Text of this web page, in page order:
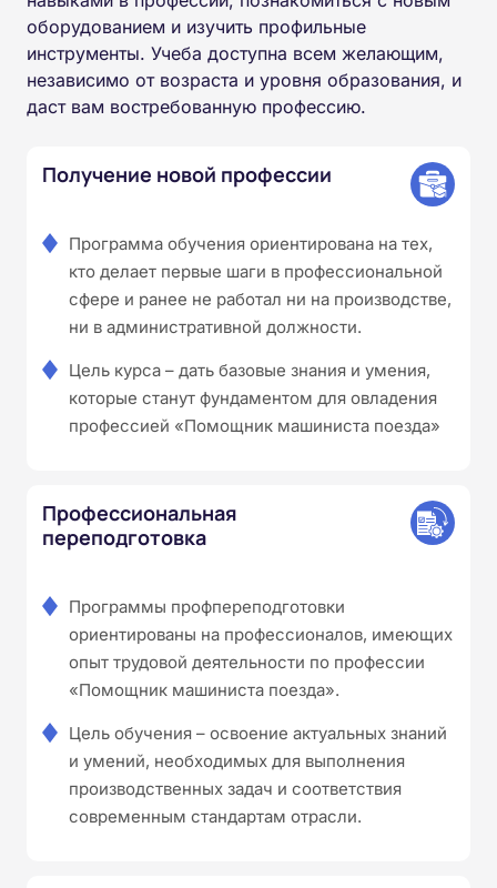
оборудованием и изучить профильные
инструменты. Учеба доступна всем желающим,
независимо от возраста и уровня образования, и
даст вам востребованную профессию.
Получение новой профессии
Программа обучения ориентирована на тех,
кто делает первые шаги в профессиональной
сфере и ранее не работал ни на производстве,
ни в административной должности.
Цель курса – дать базовые знания и умения,
которые станут фундаментом для овладения
профессией «Помощник машиниста поезда»
Профессиональная
переподготовка
Программы профпереподготовки
ориентированы на профессионалов, имеющих
опыт трудовой деятельности по профессии
«Помощник машиниста поезда».
Цель обучения – освоение актуальных знаний
и умений, необходимых для выполнения
производственных задач и соответствия
современным стандартам отрасли.